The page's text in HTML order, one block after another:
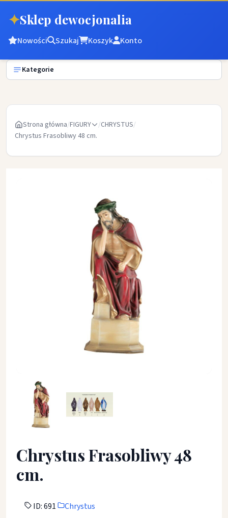
✦Sklep dewocjonalia
Nowości Szukaj Koszyk Konto
Kategorie
Strona główna/FIGURY /CHRYSTUS/
Chrystus Frasobliwy 48 cm.
Chrystus Frasobliwy 48 cm. - Chrystus - Chrystus Frasobliwy
Chrystus Frasobliwy 48
cm.
ID: 691 Chrystus